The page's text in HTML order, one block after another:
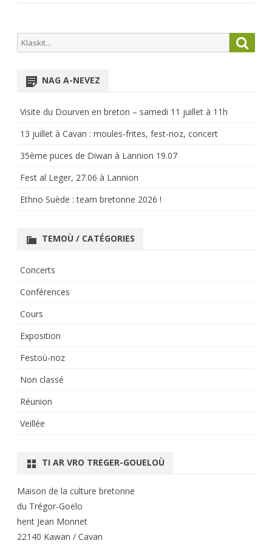
Search
for:
NAG A-NEVEZ
Visite du Dourven en breton – samedi 11 juillet à 11h
13 juillet à Cavan : moules-frites, fest-noz, concert
35ème puces de Diwan à Lannion 19.07
Fest al Leger, 27.06 à Lannion
Ethno Suède : team bretonne 2026 !
TEMOÙ / CATÉGORIES
Concerts
Conférences
Cours
Exposition
Festoù-noz
Non classé
Réunion
Veillée
TI AR VRO TREGER-GOUELOÙ
Maison de la culture bretonne
du Trégor-Goëlo
hent Jean Monnet
22140 Kawan / Cavan